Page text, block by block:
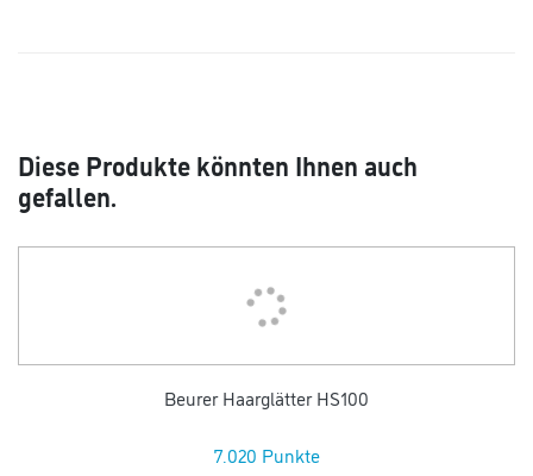
Diese Produkte könnten Ihnen auch
gefallen.
Beurer Haarglätter HS100
7.020 Punkte